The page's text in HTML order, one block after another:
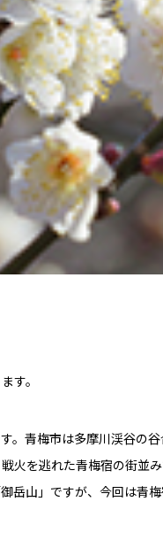
す。
。青梅市は多摩川渓谷の
火を逃れた青梅宿の街並み
岳山」ですが、今回は青